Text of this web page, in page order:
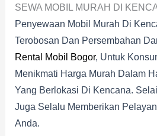
SEWA MOBIL MURAH DI
Penyewaan Mobil Murah Di
Terobosan Dan Persembahan
Rental Mobil Bogor, Untuk
Menikmati Harga Murah Dalam
Yang Berlokasi Di Kencana.
Juga Selalu Memberikan
Anda.